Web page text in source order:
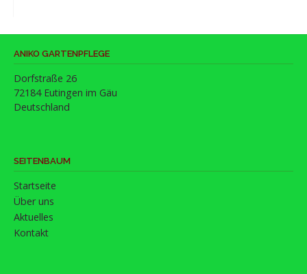
ANIKO GARTENPFLEGE
Dorfstraße 26
72184 Eutingen im Gäu
Deutschland
SEITENBAUM
Startseite
Über uns
Aktuelles
Kontakt